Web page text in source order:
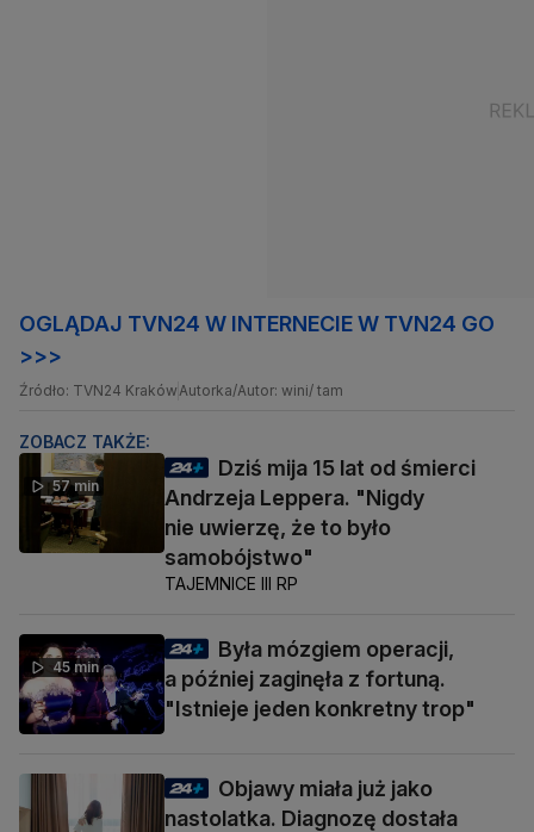
OGLĄDAJ TVN24 W INTERNECIE W TVN24 GO
>>>
Źródło: TVN24 KrakówAutorka/Autor: wini/ tam
ZOBACZ TAKŻE:
57 min
Dziś mija 15 lat od śmierci
Andrzeja Leppera. "Nigdy
nie uwierzę, że to było
samobójstwo"
TAJEMNICE III RP
45 min
Była mózgiem operacji,
a później zaginęła z fortuną.
"Istnieje jeden konkretny trop"
Objawy miała już jako
nastolatka. Diagnozę dostała